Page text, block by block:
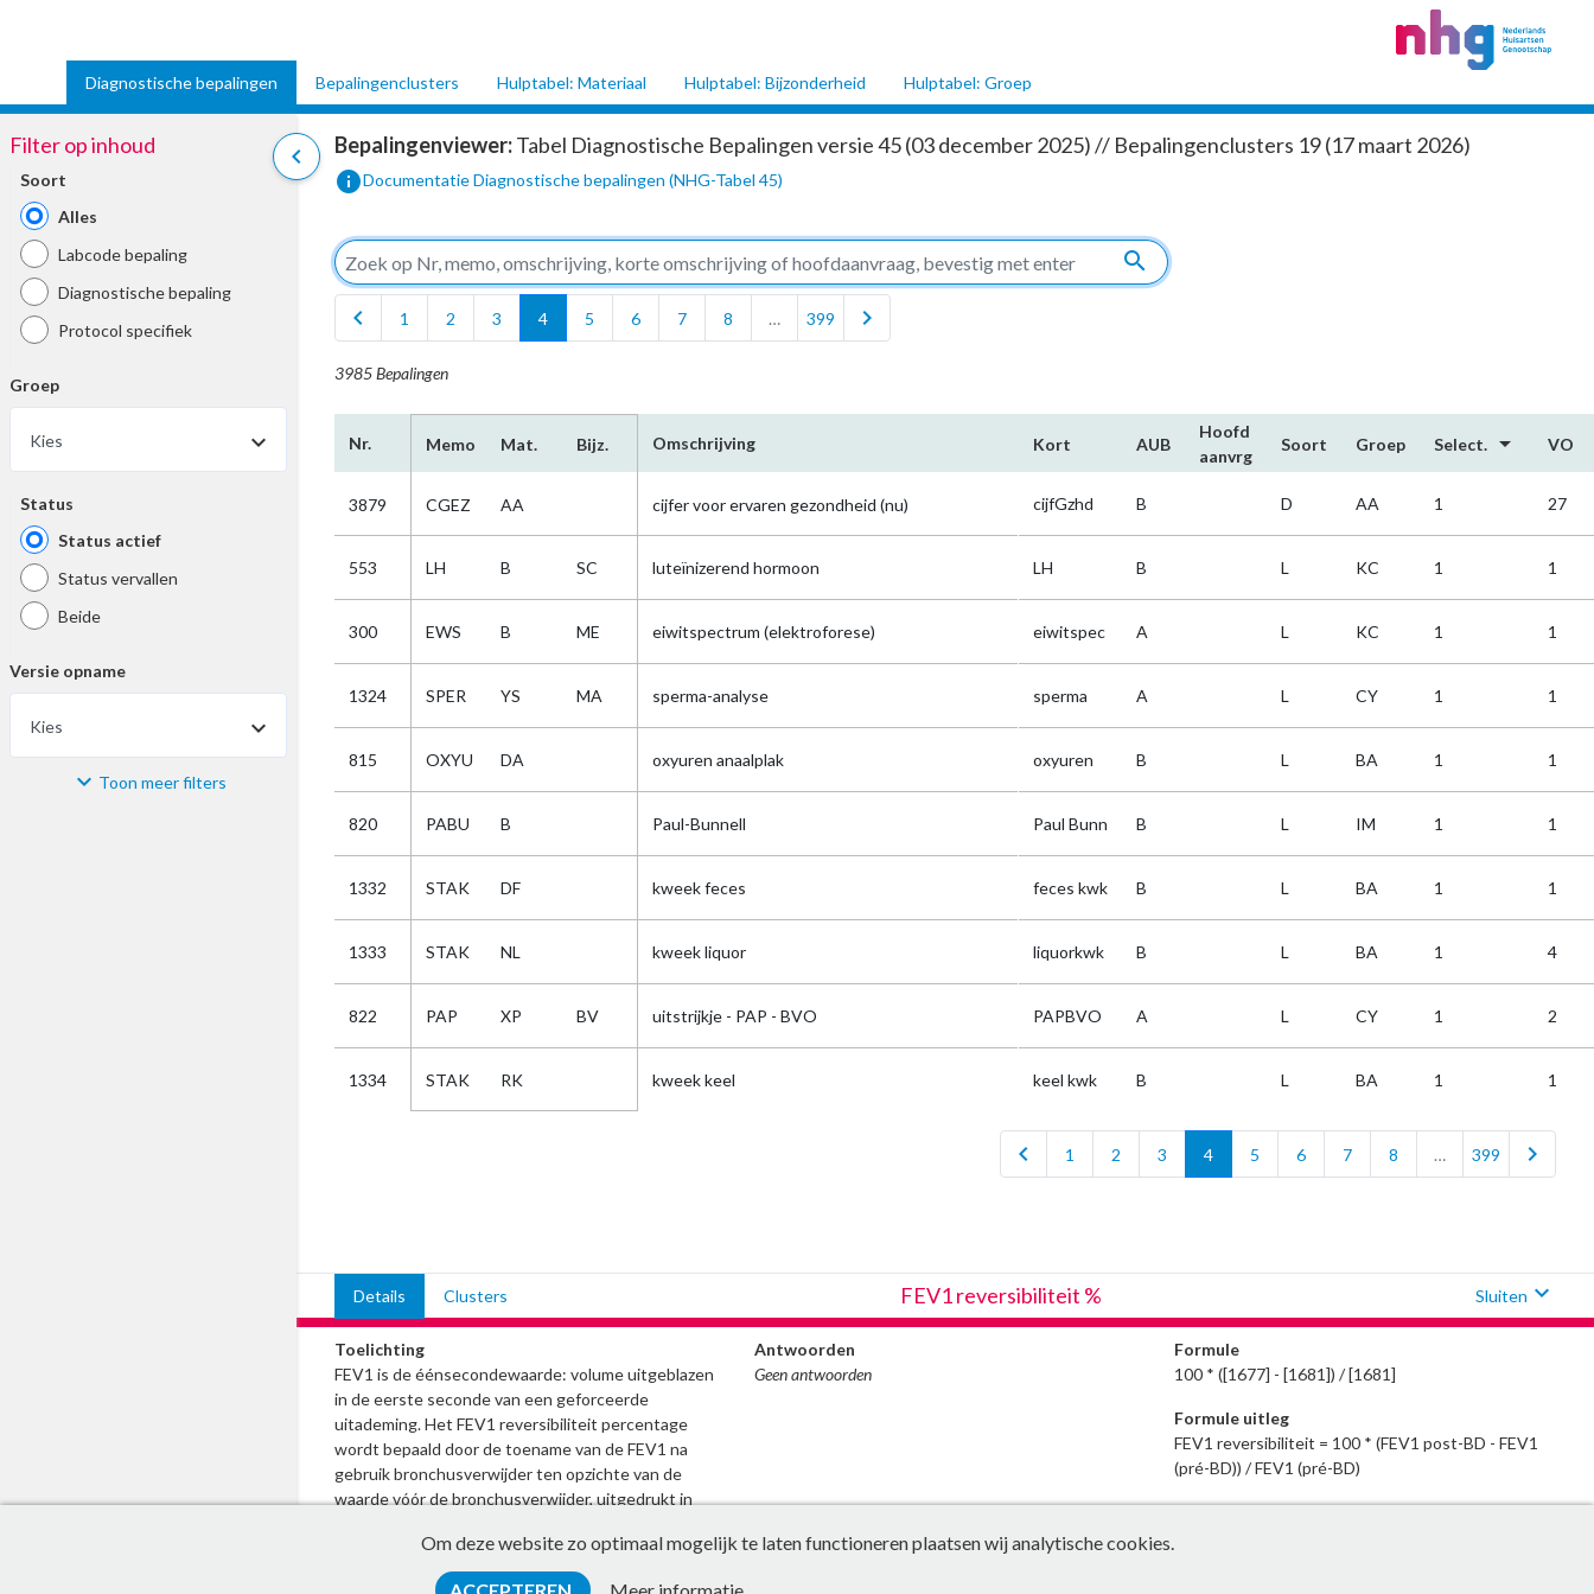
Diagnostische bepalingen Bepalingenclusters Hulptabel: Materiaal Hulptabel: Bijzonderheid Hulptabel: Groep
chevron_left
Filter op inhoud
Soort
Alles
Labcode bepaling
Diagnostische bepaling
Protocol specifiek
Groep
Kies
Status
Status actief
Status vervallen
Beide
Versie opname
Kies
Materiaal Toon meer filters
Bepalingenviewer:Tabel Diagnostische Bepalingen versie 45 (03 december 2025) // Bepalingenclusters 19 (17 maart 2026)
infoDocumentatie Diagnostische bepalingen (NHG-Tabel 45)
search
chevron_left
1 2 3 4 5 6 7 8 … 399 chevron_right
3985 Bepalingen
Nr. Memo Mat. Bijz. Omschrijving Kort AUB
Hoofd​
aanvrg
Soort Groep Select. arrow_drop_down VO
3879 CGEZ AA cijfer voor ervaren gezondheid (nu) cijfGzhd B D AA 1 27
553 LH B SC luteïnizerend hormoon LH B L KC 1 1
300 EWS B ME eiwitspectrum (elektroforese) eiwitspec A L KC 1 1
1324 SPER YS MA sperma-analyse sperma A L CY 1 1
815 OXYU DA oxyuren anaalplak oxyuren B L BA 1 1
820 PABU B Paul-Bunnell Paul Bunn B L IM 1 1
1332 STAK DF kweek feces feces kwk B L BA 1 1
1333 STAK NL kweek liquor liquorkwk B L BA 1 4
822 PAP XP BV uitstrijkje - PAP - BVO PAPBVO A L CY 1 2
1334 STAK RK kweek keel keel kwk B L BA 1 1
chevron_left 1 2 3 4 5 6 7 8 … 399 chevron_right
Details Clusters FEV1 reversibiliteit % Sluiten expand_more
Toelichting
FEV1 is de éénsecondewaarde: volume uitgeblazen
in de eerste seconde van een geforceerde
uitademing. Het FEV1 reversibiliteit percentage
wordt bepaald door de toename van de FEV1 na
gebruik bronchusverwijder ten opzichte van de
waarde vóór de bronchusverwijder, uitgedrukt in
bronchusverwijder. Leg de conclusie of er sprake is
van reversibiliteit vast met de bepaling FEV1
Antwoorden
Geen antwoorden
Formule
100 * ([1677] - [1681]) / [1681]
Formule uitleg
FEV1 reversibiliteit = 100 * (FEV1 post-BD - FEV1
(pré-BD)) / FEV1 (pré-BD)
Om deze website zo optimaal mogelijk te laten functioneren plaatsen wij analytische cookies.